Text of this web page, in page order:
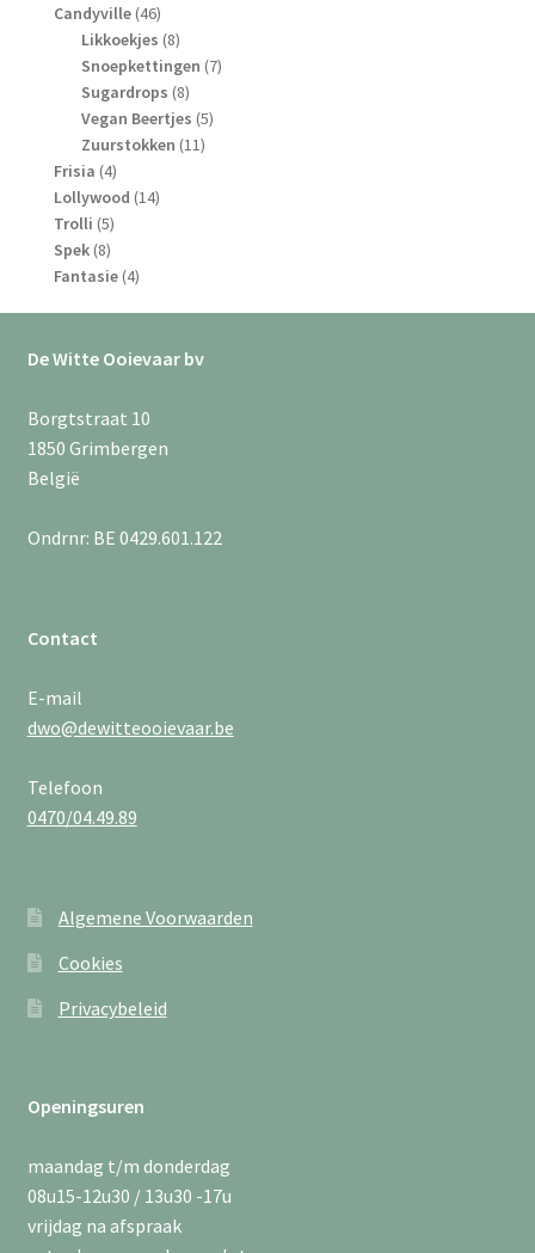
producten
Candyville 4646
producten
Likkoekjes 88
producten
Snoepkettingen 77
Sugardrops 88
producten
Vegan Beertjes 55
Zuurstokken 1111
Frisia 44
producten
Lollywood 1414
Trolli 55
producten
Spek 88
producten
Fantasie 44
De Witte Ooievaar bv
Borgtstraat 10
1850 Grimbergen
België
Ondrnr: BE 0429.601.122
Contact
E-mail
dwo@dewitteooievaar.be
Telefoon
0470/04.49.89
Algemene Voorwaarden
Cookies
Privacybeleid
Openingsuren
maandag t/m donderdag
08u15-12u30 / 13u30 -17u
vrijdag na afspraak